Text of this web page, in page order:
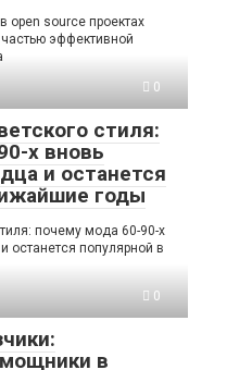
open source проектах
эффективной
0
стиля:
х вновь
и останется
годы
почему мода 60-90-х
останется популярной в
0
в